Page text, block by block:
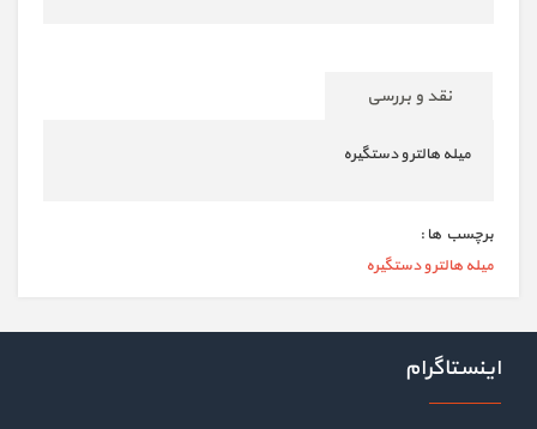
نقد و بررسی
میله هالتر و دستگیره
برچسب ها :
میله هالتر و دستگیره
اینستاگرام